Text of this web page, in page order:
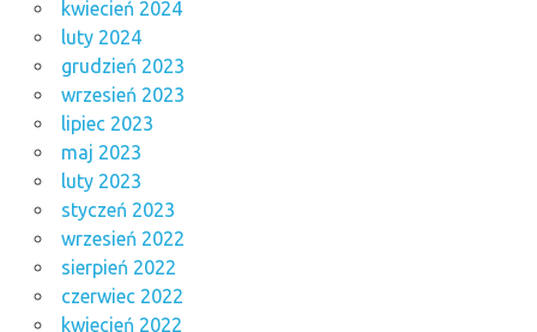
kwiecień 2024
luty 2024
grudzień 2023
wrzesień 2023
lipiec 2023
maj 2023
luty 2023
styczeń 2023
wrzesień 2022
sierpień 2022
czerwiec 2022
kwiecień 2022